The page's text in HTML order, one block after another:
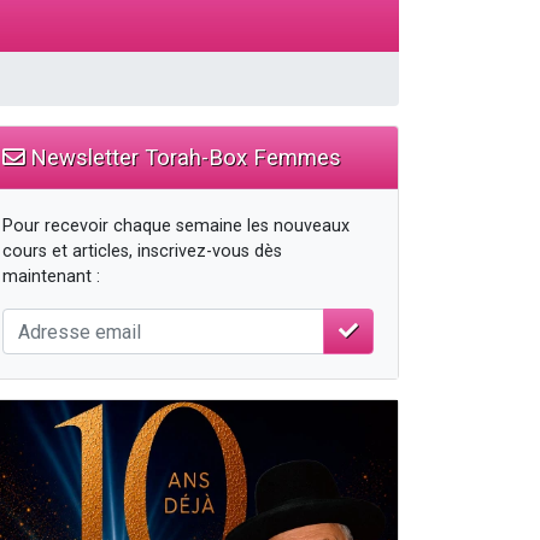
Newsletter Torah-Box Femmes
Pour recevoir chaque semaine les nouveaux
cours et articles, inscrivez-vous dès
maintenant :